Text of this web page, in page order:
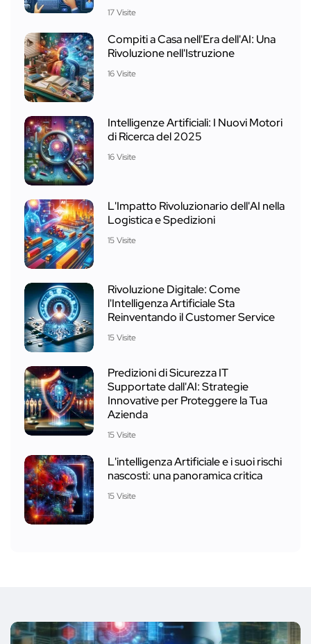
17 Visite
Compiti a Casa nell'Era dell'AI: Una
Rivoluzione nell'Istruzione
16 Visite
Intelligenze Artificiali: I Nuovi Motori
di Ricerca del 2025
16 Visite
L'Impatto Rivoluzionario dell'AI nella
Logistica e Spedizioni
15 Visite
Rivoluzione Digitale: Come
l'Intelligenza Artificiale Sta
Reinventando il Customer Service
15 Visite
Predizioni di Sicurezza IT
Supportate dall'AI: Strategie
Innovative per Proteggere la Tua
Azienda
15 Visite
L'intelligenza Artificiale e i suoi rischi
nascosti: una panoramica critica
15 Visite